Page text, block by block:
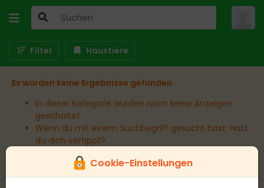
Cookie-Einstellungen
Filter Haustiere
Es wurden keine Ergebnisse gefunden
In dieser Kategorie wurden noch keine Anzeigen
geschaltet.
Wenn du mit einem Suchbegriff gesucht hast: Hast
du dich vertippt?
Erweitere den Umkreis.